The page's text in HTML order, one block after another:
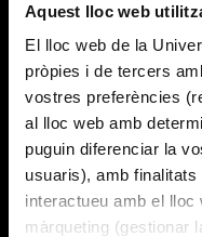
Aquest lloc web
El lloc web de la
pròpies i de tercers
vostres preferències
al lloc web amb
puguin diferenciar la
usuaris), amb
interactueu amb el
màrqueting (gestionar